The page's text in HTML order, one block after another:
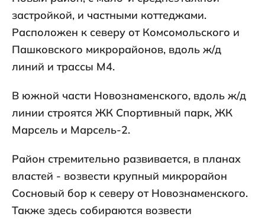
застройкой, и частными коттеджами.
Расположен к северу от Комсомольского и
Пашковского микрорайонов, вдоль ж/д
линий и трассы М4.
В южной части Новознаменского, вдоль ж/д
линии строятся ЖК Спортивный парк, ЖК
Марсель и Марсель-2.
Район стремительно развивается, в планах
властей - возвести крупный микрорайон
Сосновый бор к северу от Новознаменского.
Также здесь собираются возвести